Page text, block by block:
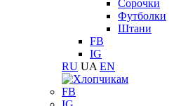
Сорочки
Футболки
Штани
FB
IG
RU UA EN
FB